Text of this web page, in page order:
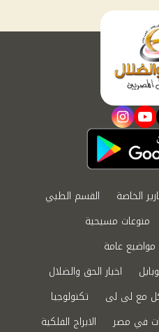
youtube
instagram
الخاصة
القسم الطبي
منوعات مسيحية
مواضيع عامة
اخبار الحق والضلال
مع لى لى
تكنولوجيا
في مصر الابراج الفلكية